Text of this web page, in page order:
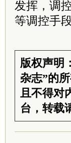
发挥，调
等调控手
版权声明
杂志”的
且不得对
台，转载